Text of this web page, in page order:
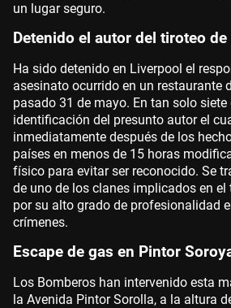
un lugar seguro.
Detenido el autor del tiroteo
Ha sido detenido en Liverpool el
asesinato ocurrido en un restaurante
pasado 31 de mayo. En tan solo
identificación del presunto autor el
inmediatamente después de los
países en menos de 15 horas
físico para evitar ser reconocido. Se
de uno de los clanes implicados en el
por su alto grado de profesionalidad
crímenes.
Escape de gas en Pintor
Los Bomberos han intervenido esta
la Avenida Pintor Sorolla, a la altura